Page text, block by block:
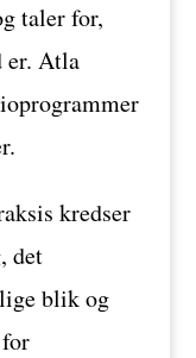
taler for,
er. Atla
kredser
det
blik og